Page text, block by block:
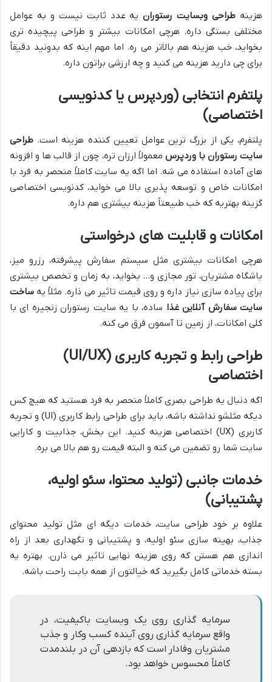
هزینه طراحی وبسایت رستورانیه عدد ثابت نیست و به عوامل
مختلفی بستگی داره. هرچی امکانات بیشتر و طراحی پیچیده تری
بخواید، خب هزینه هم بالاتر می ره. اما مهم اینه که بدونید دقیقاً
برای چی دارید هزینه می کنید و چه ارزشی براتون داره.
پلتفرم انتخابی (وردپرس یا کدنویسی
اختصاصی)
پلتفرم، یکی از بزرگ ترین عوامل تعیین کننده هزینه است. طراحی
سایت رستوران با وردپرس معمولاً ارزان تره، چون از قالب ها و افزونه
های آماده استفاده می شه. اما اگه یه سایت کاملاً منحصر به فرد با
امکانات خاص و توسعه پذیری بالا می خواید، کدنویسی اختصاصی
گزینه بهتریه که خب طبیعتاً هزینه بیشتری هم داره.
امکانات و قابلیت های درخواستی
هرچی امکانات بیشتری مثل سیستم سفارش پیشرفته، رزرو میز،
باشگاه مشتریان، تور مجازی و… بخواید، به زمان و تخصص بیشتری
برای پیاده سازی نیاز داره و روی قیمت تاثیر می ذاره. مثلاً یه ساخت
سایت سفارش آنلاین غذا ساده، با یه سایت رستوران زنجیره ای با
کلی امکانات، از زمین تا آسمون فرق می کنه.
طراحی رابط و تجربه کاربری (UI/UX)
اختصاصی
اگه دنبال یه طراحی بصری کاملاً منحصر به فرد هستید که هیچ کس
دیگه مثلشو نداشته باشه، باید برای طراحی رابط کاربری (UI) و تجربه
کاربری (UX) اختصاصی هزینه کنید. این بخش، جذابیت و کارایی
سایت شما رو تضمین می کنه و البته قیمت رو هم بالا می بره.
خدمات جانبی (تولید محتوا، سئو اولیه،
پشتیبانی)
علاوه بر خود طراحی سایت، خدمات دیگه ای مثل تولید محتوای
جذاب، بهینه سازی سئو اولیه، و پشتیبانی و نگهداری بعد از راه
اندازی هم هستن که روی هزینه نهایی تاثیر می ذارن. بهتره یه
بسته خدماتی کامل بگیرید که خیالتون از همه بابت راحت باشه.
سرمایه گذاری روی یک وبسایت باکیفیت، در
واقع سرمایه گذاری روی آینده کسب وکار و جذب
مشتریان وفادار است که بازدهی آن در بلندمدت
کاملاً محسوس خواهد بود.